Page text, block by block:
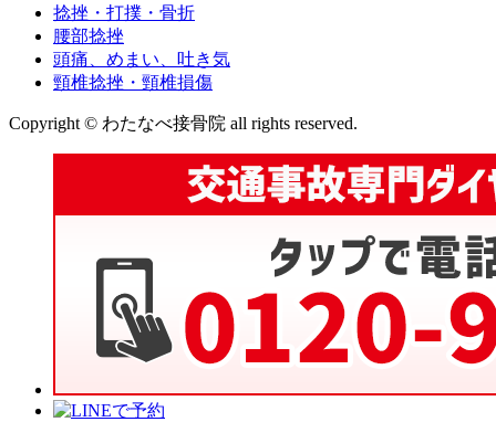
捻挫・打撲・骨折
腰部捻挫
頭痛、めまい、吐き気
頸椎捻挫・頸椎損傷
Copyright © わたなべ接骨院 all rights reserved.